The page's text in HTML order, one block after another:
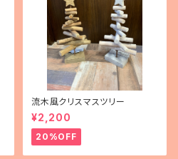
流木風クリスマスツリー
¥2,200
20%OFF